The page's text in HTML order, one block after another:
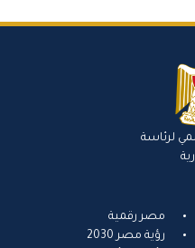
لرئاسة
مصر رقمية
رؤية مصر 2030